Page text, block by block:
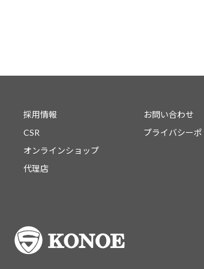
採用情報
CSR
オンラインショップ
代理店
お問い合わせ
プライバシー